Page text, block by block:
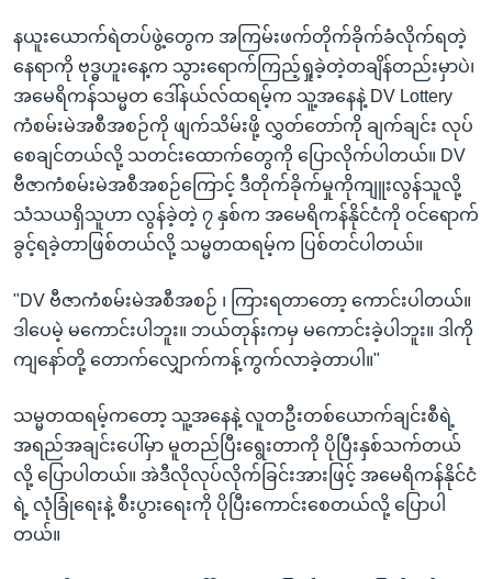
နယူးယောက်ရဲတပ်ဖွဲ့တွေက အကြမ်းဖက်တိုက်ခိုက်ခံလိုက်ရတဲ့
နေရာကို ဗုဒ္ဓဟူးနေ့က သွားရောက်ကြည့်ရှုခဲ့တဲ့တချိန်တည်းမှာပဲ၊
အမေရိကန်သမ္မတ ဒေါ်နယ်လ်ထရမ့်က သူ့အနေနဲ့ DV Lottery
ကံစမ်းမဲအစီအစဉ်ကို ဖျက်သိမ်းဖို့ လွှတ်တော်ကို ချက်ချင်း လုပ်
စေချင်တယ်လို့ သတင်းထောက်တွေကို ပြောလိုက်ပါတယ်။ DV
ဗီဇာကံစမ်းမဲအစီအစဉ်ကြောင့် ဒီတိုက်ခိုက်မှုကိုကျူးလွန်သူလို့
သံသယရှိသူဟာ လွန်ခဲ့တဲ့ ၇ နှစ်က အမေရိကန်နိုင်ငံကို ဝင်ရောက်
ခွင့်ရခဲ့တာဖြစ်တယ်လို့ သမ္မတထရမ့်က ပြစ်တင်ပါတယ်။
"DV ဗီဇာကံစမ်းမဲအစီအစဉ် ၊ ကြားရတာတော့ ကောင်းပါတယ်။
ဒါပေမဲ့ မကောင်းပါဘူး။ ဘယ်တုန်းကမှ မကောင်းခဲ့ပါဘူး။ ဒါကို
ကျနော်တို့ တောက်လျှောက်ကန့်ကွက်လာခဲ့တာပါ။"
သမ္မတထရမ့်ကတော့ သူ့အနေနဲ့ လူတဦးတစ်ယောက်ချင်းစီရဲ့
အရည်အချင်းပေါ်မှာ မူတည်ပြီးရွေးတာကို ပိုပြီးနှစ်သက်တယ်
လို့ ပြောပါတယ်။ အဲဒီလိုလုပ်လိုက်ခြင်းအားဖြင့် အမေရိကန်နိုင်ငံ
ရဲ့ လုံခြုံရေးနဲ့ စီးပွားရေးကို ပိုပြီးကောင်းစေတယ်လို့ ပြောပါ
တယ်။